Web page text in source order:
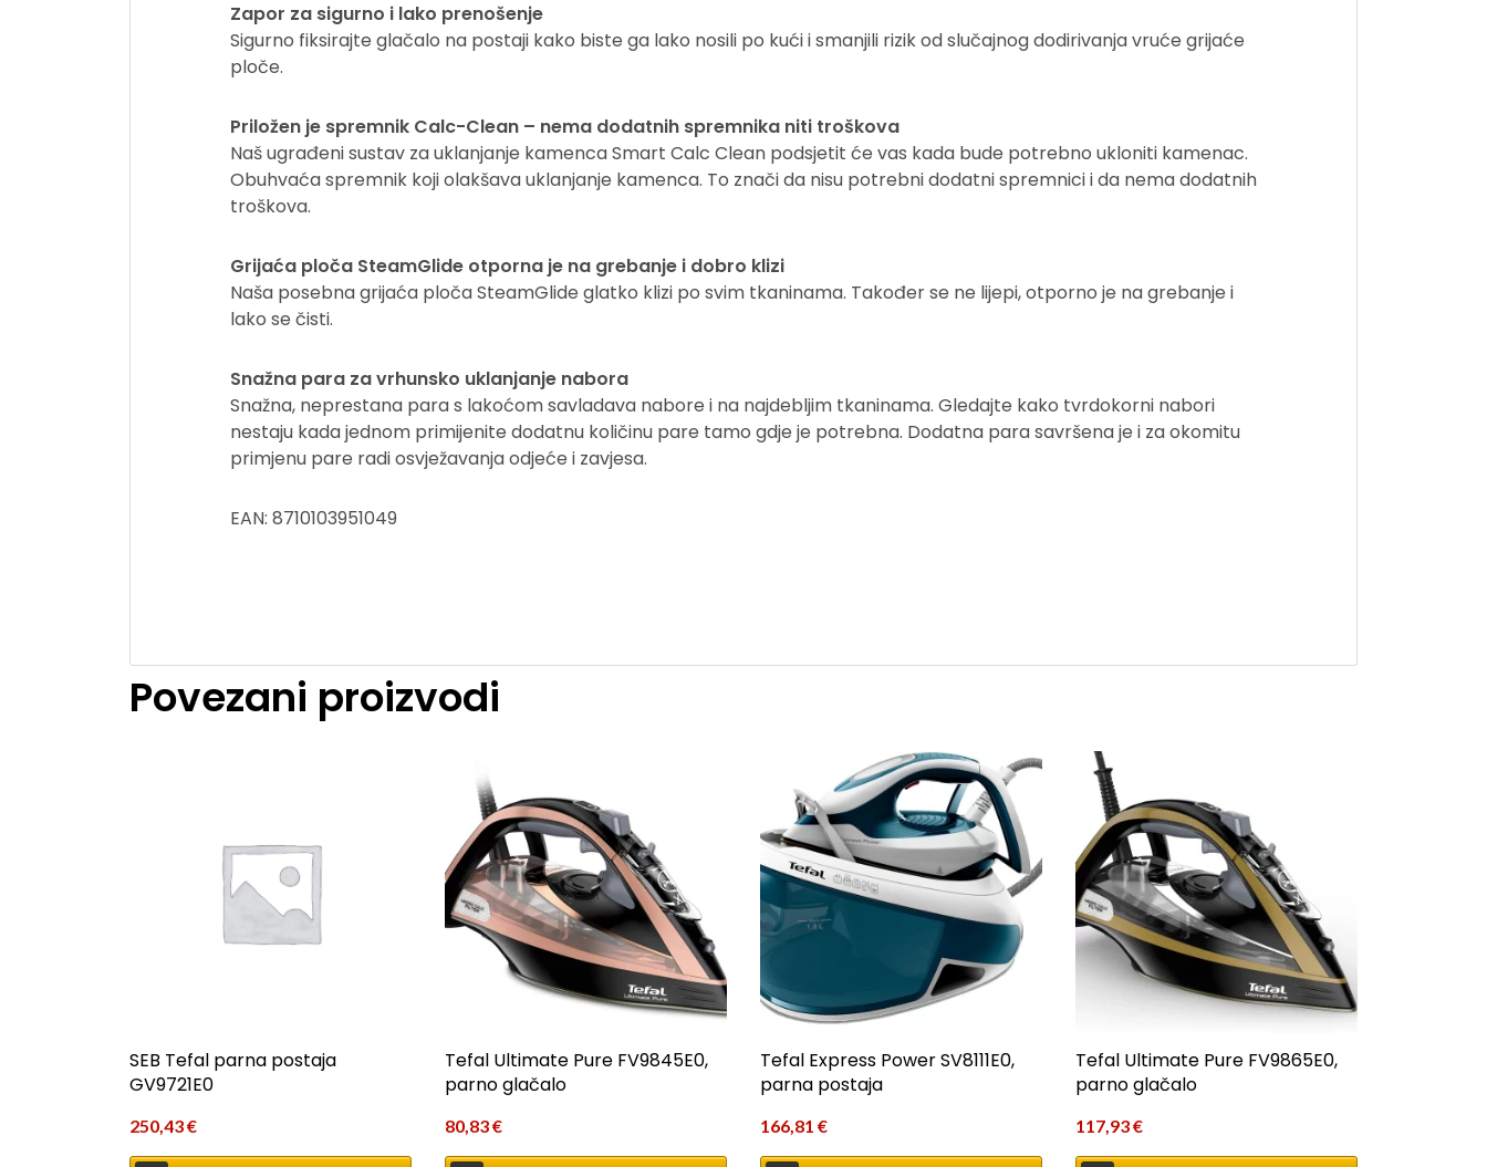
Zapor za sigurno i lako prenošenje
Sigurno fiksirajte glačalo na postaji kako biste ga lako nosili po kući i smanjili rizik od slučajnog dodirivanja vruće grijaće
ploče.
Priložen je spremnik Calc-Clean – nema dodatnih spremnika niti troškova
Naš ugrađeni sustav za uklanjanje kamenca Smart Calc Clean podsjetit će vas kada bude potrebno ukloniti kamenac.
Obuhvaća spremnik koji olakšava uklanjanje kamenca. To znači da nisu potrebni dodatni spremnici i da nema dodatnih
troškova.
Grijaća ploča SteamGlide otporna je na grebanje i dobro klizi
Naša posebna grijaća ploča SteamGlide glatko klizi po svim tkaninama. Također se ne lijepi, otporno je na grebanje i
lako se čisti.
Snažna para za vrhunsko uklanjanje nabora
Snažna, neprestana para s lakoćom savladava nabore i na najdebljim tkaninama. Gledajte kako tvrdokorni nabori
nestaju kada jednom primijenite dodatnu količinu pare tamo gdje je potrebna. Dodatna para savršena je i za okomitu
primjenu pare radi osvježavanja odjeće i zavjesa.
EAN: 8710103951049
Povezani proizvodi
SEB Tefal parna postaja
GV9721E0
250,43€
Tefal Ultimate Pure FV9845E0,
parno glačalo
80,83€
Tefal Express Power SV8111E0,
parna postaja
166,81 €
Tefal Ultimate Pure FV9865E0,
parno glačalo
117,93€